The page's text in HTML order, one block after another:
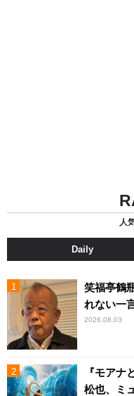
人
Daily
笑福亭鶴
れない一
2026.08.03
『モアナ
松也、ミ